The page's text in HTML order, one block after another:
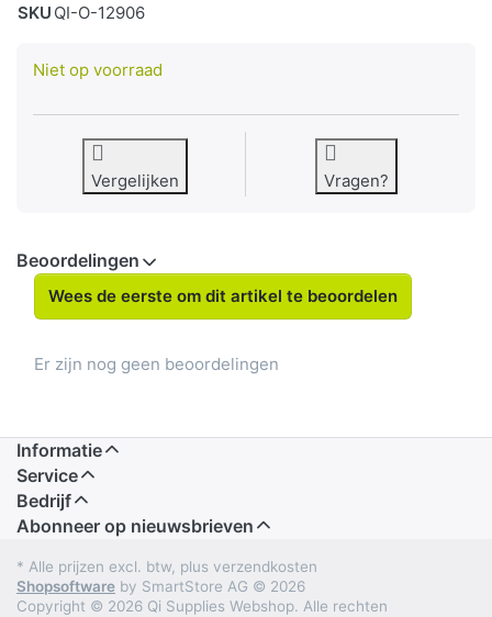
SKU QI-O-12906
Niet op voorraad
Vergelijken Vragen?
Beoordelingen
Wees de eerste om dit artikel te beoordelen
Er zijn nog geen beoordelingen
Informatie
Service
Bedrijf
Abonneer op nieuwsbrieven
* Alle prijzen excl. btw, plus verzendkosten
Shopsoftware by SmartStore AG © 2026
Copyright © 2026 Qi Supplies Webshop. Alle rechten